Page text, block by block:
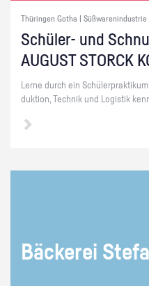
Thüringen Gotha | Süßwarenindustrie
Schü­ler- und
AU­GUST STORCK
Lerne durch ein
duk­ti­on, Tech­nik und Lo­gis­tik
Bä­cke­rei